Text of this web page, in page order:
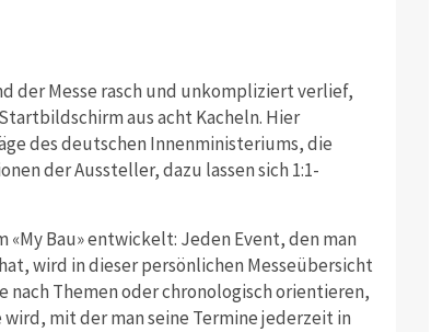
der Messe rasch und unkompliziert verlief,
aus acht Kacheln. Hier
des deutschen Innenministeriums, die
der Aussteller, dazu lassen sich 1:1-
Bau» entwickelt: Jeden Event, den man
wird in dieser persönlichen Messeübersicht
nach Themen oder chronologisch orientieren,
mit der man seine Termine jederzeit in